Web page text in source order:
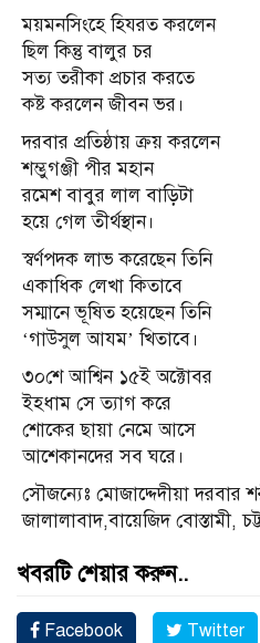
ময়মনসিংহে হিযরত করলেন
ছিল কিন্তু বালুর চর
সত্য তরীকা প্রচার করতে
কষ্ট করলেন জীবন ভর।
দরবার প্রতিষ্ঠায় ক্রয় করলেন
শম্ভুগঞ্জী পীর মহান
রমেশ বাবুর লাল বাড়িটা
হয়ে গেল তীর্থস্থান।
স্বর্ণপদক লাভ করেছেন তিনি
একাধিক লেখা কিতাবে
সম্মানে ভূষিত হয়েছেন তিনি
‘গাউসুল আযম’ খিতাবে।
৩০শে আশ্বিন ১৫ই অক্টোবর
ইহধাম সে ত্যাগ করে
শোকের ছায়া নেমে আসে
আশেকানদের সব ঘরে।
সৌজন্যেঃ মোজাদ্দেদীয়া দরবার
জালালাবাদ,বায়েজিদ বোস্তামী,
খবরটি শেয়ার করুন..
Facebook Twitter